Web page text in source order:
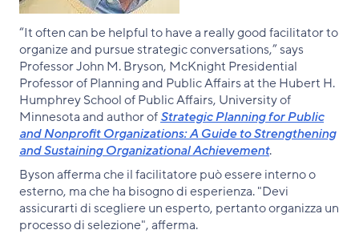
“It often can be helpful to have a really good facilitator to
organize and pursue strategic conversations,” says
Professor John M. Bryson, McKnight Presidential
Professor of Planning and Public Affairs at the Hubert H.
Humphrey School of Public Affairs, University of
Minnesota and author ofStrategic Planning for Public
and Nonprofit Organizations: A Guide to Strengthening
and Sustaining Organizational Achievement.
Byson afferma che il facilitatore può essere interno o
esterno, ma che ha bisogno di esperienza. "Devi
assicurarti di scegliere un esperto, pertanto organizza un
processo di selezione", afferma.